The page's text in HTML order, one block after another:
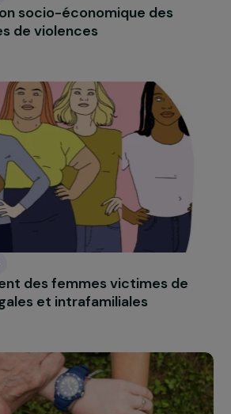
alimentaire des
des femmes au
rémunératrices des
du Cagef